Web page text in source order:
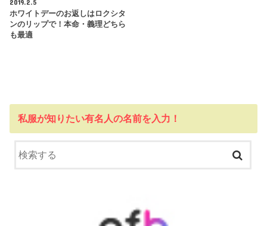
2019.2.5
ホワイトデーのお返しはロクシタ
ンのリップで！本命・義理どちら
も最適
私服が知りたい有名人の名前を入力！